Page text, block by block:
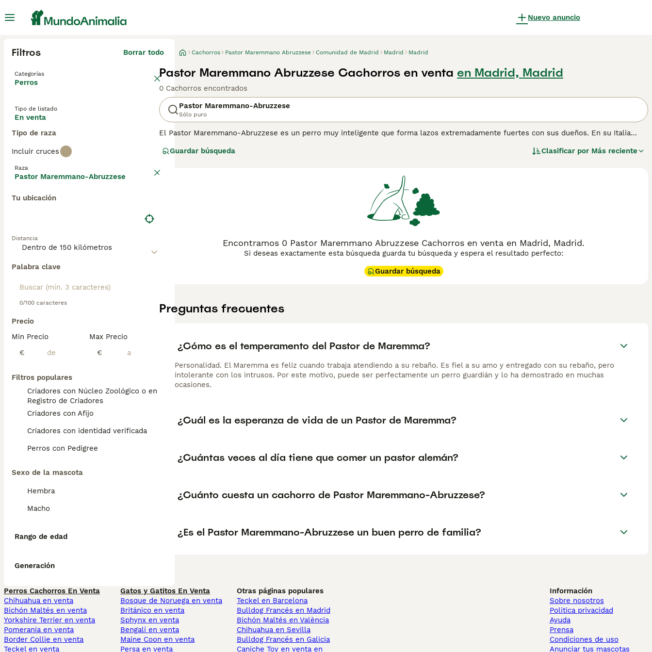
Nuevo anuncio
Filtros Borrar todo
Categorías
Perros
Tipo de listado
En venta
Tipo de raza
Incluir cruces
Raza
Pastor Maremmano-Abruzzese
Tu ubicación
Distancia
Palabra clave
0/100 caracteres
Precio
Min Precio
€
Max Precio
€
Filtros populares
Criadores con Núcleo Zoológico o en el
Registro de Criadores
Criadores con Afijo
Criadores con identidad verificada
Perros con Pedigree
Sexo de la mascota
Hembra
Macho
Rango de edad
Generación
Cachorros Pastor Maremmano Abruzzese Comunidad de Madrid Madrid Madrid
Pastor Maremmano Abruzzese Cachorros en venta en Madrid, Madrid
0 Cachorros encontrados
Pastor Maremmano-Abruzzese
Sólo puro
El Pastor Maremmano-Abruzzese es un perro muy inteligente que forma lazos extremadamente fuertes con sus dueños. En su Italia
amables y gentiles. Los Maremmanos son perros nobles que disfrutan de ser parte de la familia y de participar en todo lo que sucede a
vez en España. Sin embargo, si quieres compartir tu hogar con un Pastor Maremmano-Abruzzese, debes registrar tu interés con los
página de consejos de compra de Pastor Maremmano-Abruzzesepara obtener información sobre esta raza de perro.
Guardar búsqueda Clasificar por Más reciente
Encontramos 0 Pastor Maremmano Abruzzese Cachorros en venta en Madrid, Madrid.
Si deseas exactamente esta búsqueda guarda tu búsqueda y espera el resultado perfecto:
Guardar búsqueda
Preguntas frecuentes
¿Cómo es el temperamento del Pastor de Maremma?
Personalidad. El Maremma es feliz cuando trabaja atendiendo a su rebaño. Es fiel a su amo y entregado con su rebaño, pero
intolerante con los intrusos. Por este motivo, puede ser perfectamente un perro guardián y lo ha demostrado en muchas
ocasiones.
¿Cuál es la esperanza de vida de un Pastor de Maremma?
¿Cuántas veces al día tiene que comer un pastor alemán?
¿Cuánto cuesta un cachorro de Pastor Maremmano-Abruzzese?
¿Es el Pastor Maremmano-Abruzzese un buen perro de familia?
Perros Cachorros En Venta
Chihuahua en venta
Bichón Maltés en venta
Yorkshire Terrier en venta
Pomerania en venta
Border Collie en venta
Teckel en venta
Gatos y Gatitos En Venta
Bosque de Noruega en venta
Británico en venta
Sphynx en venta
Bengalí en venta
Maine Coon en venta
Persa en venta
Otras páginas populares
Teckel en Barcelona
Bulldog Francés en Madrid
Bichón Maltés en València
Chihuahua en Sevilla
Bulldog Francés en Galicia
Caniche Toy en venta en
Información
Sobre nosotros
Politica privacidad
Ayuda
Prensa
Condiciones de uso
Anunciar tus mascotas